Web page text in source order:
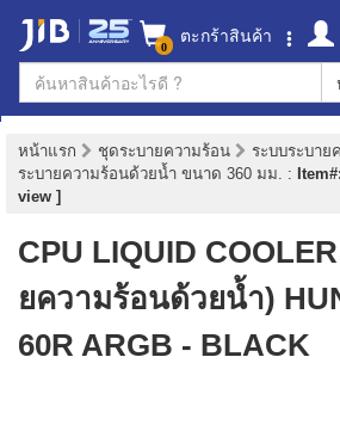
0 ตะกร้าสินค้า
หน้าแรก ชุดระบายความร้อน ระบบระบาย
ระบายความร้อนด้วยน้ำ ขนาด 360 มม. :
view ]
CPU LIQUID
ยความร้อนด้วยน้ำ)
60R ARGB - BLACK